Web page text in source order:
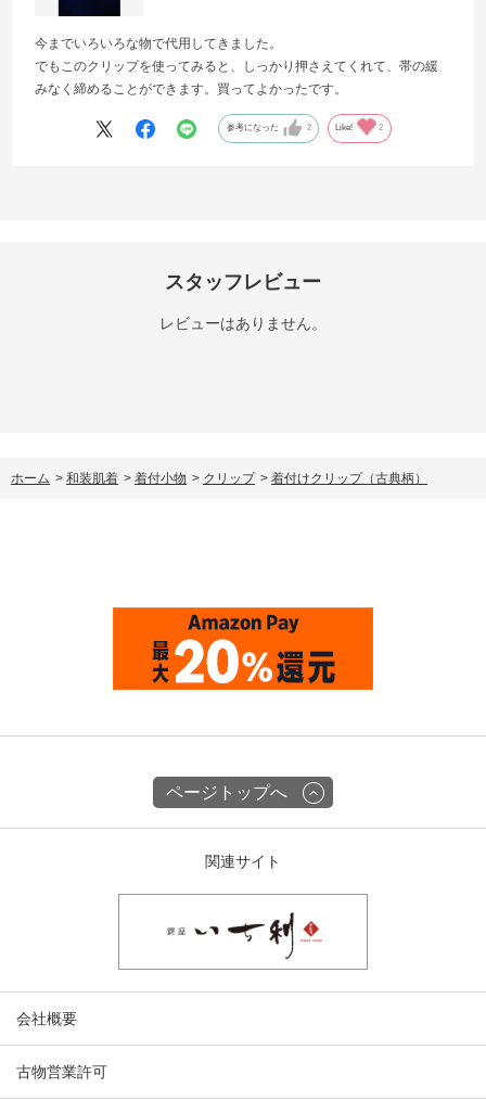
今までいろいろな物で代用してきました。
でもこのクリップを使ってみると、しっかり押さえてくれて、帯の緩
みなく締めることができます。買ってよかったです。
参考になった 2 Like! 2
スタッフレビュー
レビューはありません。
ホーム > 和装肌着 > 着付小物 > クリップ > 着付けクリップ（古典柄）
ページトップへ
関連サイト
会社概要
古物営業許可